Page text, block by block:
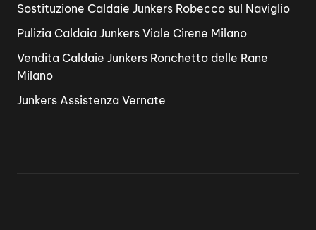
Sostituzione Caldaie Junkers Robecco sul Naviglio
Pulizia Caldaia Junkers Viale Cirene Milano
Vendita Caldaie Junkers Ronchetto delle Rane
Milano
Junkers Assistenza Vernate